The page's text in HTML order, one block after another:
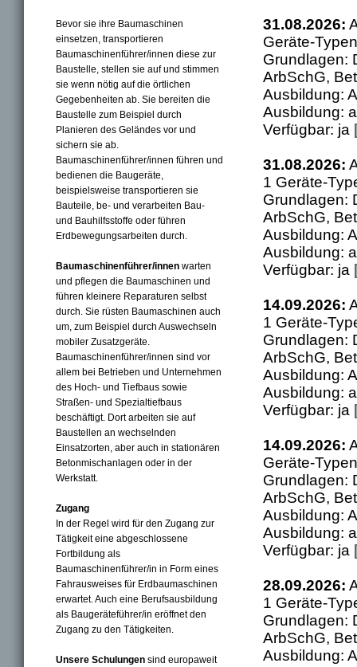
Bevor sie ihre Baumaschinen
einsetzen, transportieren
Baumaschinenführer/innen diese zur
Baustelle, stellen sie auf und stimmen
sie wenn nötig auf die örtlichen
Gegebenheiten ab. Sie bereiten die
Baustelle zum Beispiel durch
Planieren des Geländes vor und
sichern sie ab.
Baumaschinenführer/innen führen und
bedienen die Baugeräte,
beispielsweise transportieren sie
Bauteile, be- und verarbeiten Bau-
und Bauhilfsstoffe oder führen
Erdbewegungsarbeiten durch.
Baumaschinenführer/innen warten
und pflegen die Baumaschinen und
führen kleinere Reparaturen selbst
durch. Sie rüsten Baumaschinen auch
um, zum Beispiel durch Auswechseln
mobiler Zusatzgeräte.
Baumaschinenführer/innen sind vor
allem bei Betrieben und Unternehmen
des Hoch- und Tiefbaus sowie
Straßen- und Spezialtiefbaus
beschäftigt. Dort arbeiten sie auf
Baustellen an wechselnden
Einsatzorten, aber auch in stationären
Betonmischanlagen oder in der
Werkstatt.
Zugang
In der Regel wird für den Zugang zur
Tätigkeit eine abgeschlossene
Fortbildung als
Baumaschinenführer/in in Form eines
Fahrausweises für Erdbaumaschinen
erwartet. Auch eine Berufsausbildung
als Baugeräteführer/in eröffnet den
Zugang zu den Tätigkeiten.
Unsere Schulungen sind europaweit
31.08.2026:
Geräte-
Grundlagen:
ArbSchG,
Ausbildung:
Ausbildung:
Verfügbar: ja
31.08.2026:
1 Geräte-
Grundlagen:
ArbSchG,
Ausbildung:
Ausbildung:
Verfügbar: ja
14.09.2026:
1 Geräte-
Grundlagen:
ArbSchG,
Ausbildung:
Ausbildung:
Verfügbar: ja
14.09.2026:
Geräte-
Grundlagen:
ArbSchG,
Ausbildung:
Ausbildung:
Verfügbar: ja
28.09.2026:
1 Geräte-
Grundlagen:
ArbSchG,
Ausbildung: